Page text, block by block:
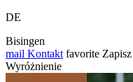
DE
Bisingen
mail Kontakt favorite Zapisz
Wyróżnienie